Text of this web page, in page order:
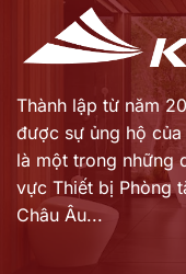
Thành lập từ năm
được sự ủng hộ của
là một trong những
vực Thiết bị Phòng
Châu Âu...